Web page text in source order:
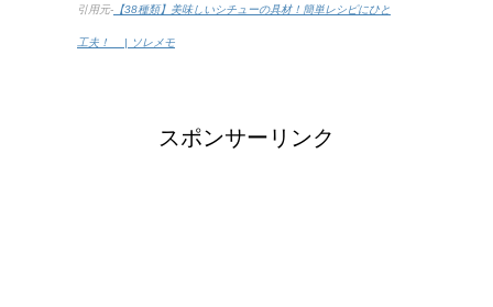
引用元- 【38種類】美味しいシチューの具材！簡単レシピにひと
工夫！ | ソレメモ
スポンサーリンク